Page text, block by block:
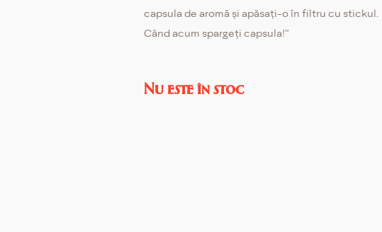
capsula de aromă și apăsați-o în filtru cu stickul.
Când acum spargeți capsula!”
Nu este în stoc